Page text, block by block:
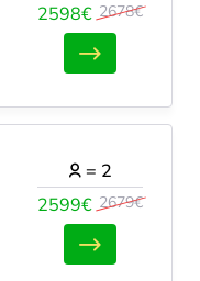
2598€ 2678€
2599€ 2679€
= 2